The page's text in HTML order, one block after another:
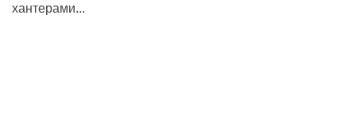
хантерами...